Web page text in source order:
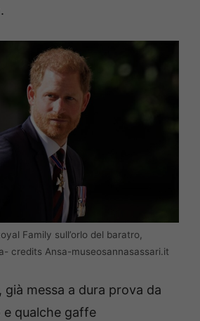
Family sull’orlo del baratro,
credits Ansa-museosannasassari.it
già messa a dura prova da
e qualche gaffe